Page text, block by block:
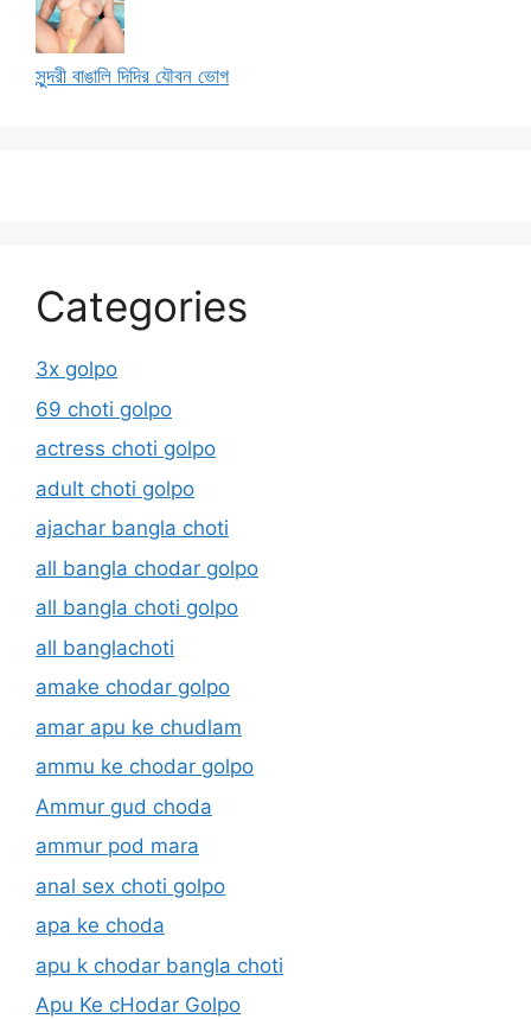
সুন্দরী বাঙালি দিদির যৌবন ভোগ
Categories
3x golpo
69 choti golpo
actress choti golpo
adult choti golpo
ajachar bangla choti
all bangla chodar golpo
all bangla choti golpo
all banglachoti
amake chodar golpo
amar apu ke chudlam
ammu ke chodar golpo
Ammur gud choda
ammur pod mara
anal sex choti golpo
apa ke choda
apu k chodar bangla choti
Apu Ke cHodar Golpo